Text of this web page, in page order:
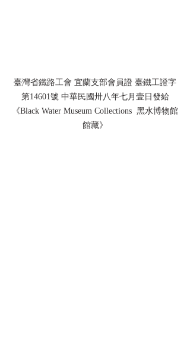
臺灣省鐵路工會 宜蘭支部會員證 臺鐵工證字
第14601號 中華民國卅八年七月壹日發給
《Black Water Museum Collections  黑水博物館
館藏》